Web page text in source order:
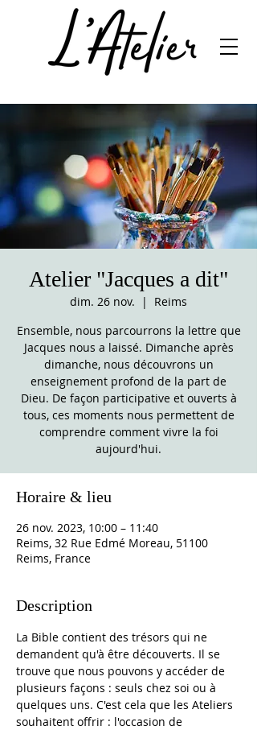
Atelier "Jacques a dit"
dim. 26 nov.
  |
Reims
Ensemble, nous parcourrons la lettre que
Jacques nous a laissé. Dimanche après
dimanche, nous découvrons un
enseignement profond de la part de
Dieu. De façon participative et ouverts à
tous, ces moments nous permettent de
comprendre comment vivre la foi
aujourd'hui.
Horaire & lieu
26 nov. 2023, 10:00 – 11:40
Reims, 32 Rue Edmé Moreau, 51100
Reims, France
Description
La Bible contient des trésors qui ne
demandent qu'à être découverts. Il se
trouve que nous pouvons y accéder de
plusieurs façons : seuls chez soi ou à
quelques uns. C'est cela que les Ateliers
souhaitent offrir : l'occasion de